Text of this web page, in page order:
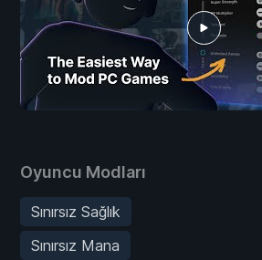
Oyuncu Modları
Sınırsız Sağlık
Sınırsız Mana